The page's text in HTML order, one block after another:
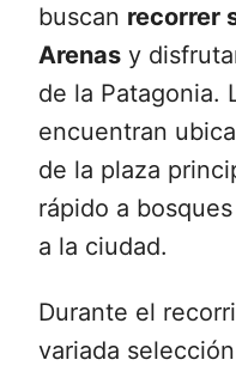
buscan recorrer
Arenas y
de la Patagonia.
encuentran
de la plaza
rápido a
a la ciudad.
Durante el
variada